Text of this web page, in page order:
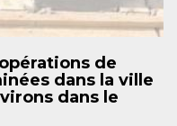
de
dans la ville
dans le